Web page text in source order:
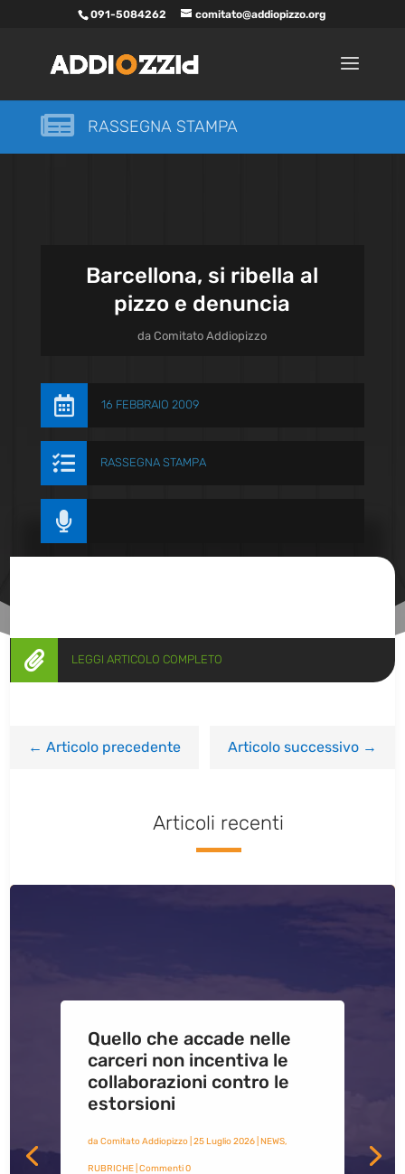
091-5084262 comitato@addiopizzo.org
 RASSEGNA STAMPA
Barcellona, si ribella al
pizzo e denuncia
daComitato Addiopizzo
 16 FEBBRAIO 2009
 RASSEGNA STAMPA

 LEGGI ARTICOLO COMPLETO
←Articolo precedente Articolo successivo→
Articoli recenti
Quello che accade nelle
carceri non incentiva le
collaborazioni contro le
estorsioni
da Comitato Addiopizzo| 25 Luglio 2026| NEWS,
RUBRICHE| Commenti 0